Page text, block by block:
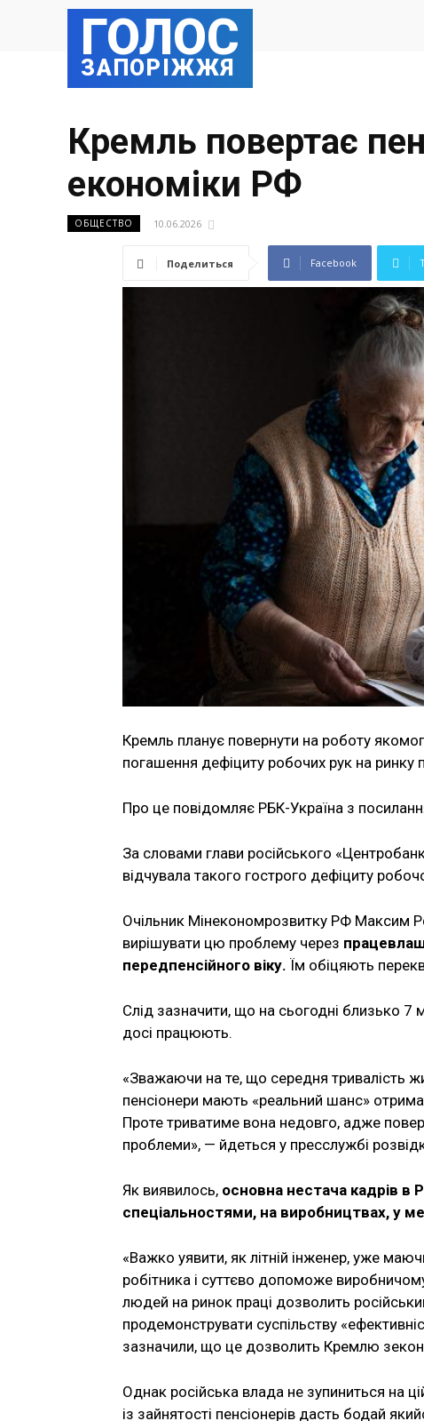
ГОЛОС
ЗАПОРІЖЖЯ
Кремль повертає
економіки РФ
ОБЩЕСТВО 10.06.2026
Поделиться Facebook
Кремль планує повернути на роботу
погашення дефіциту робочих рук на ринку
Про це повідомляє РБК-Україна з
За словами глави російського
відчувала такого гострого дефіциту
Очільник Мінекономрозвитку РФ Максим
вирішувати цю проблему через
передпенсійного віку. Їм обіцяють
Слід зазначити, що на сьогодні близько 7
досі працюють.
«Зважаючи на те, що середня тривалість
пенсіонери мають «реальний шанс»
Проте триватиме вона недовго, адже
проблеми», — йдеться у пресслужбі
Як виявилось, основна нестача кадрів в
спеціальностями, на виробництвах, у
«Важко уявити, як літній інженер, уже
робітника і суттєво допоможе
людей на ринок праці дозволить
продемонструвати суспільству
зазначили, що це дозволить Кремлю
Однак російська влада не зупиниться на
із зайнятості пенсіонерів дасть бодай